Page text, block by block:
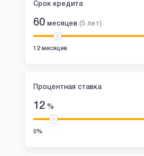
Срок кредита
60 месяцев (5 лет)
12 месяцев
Процентная ставка
12%
0%